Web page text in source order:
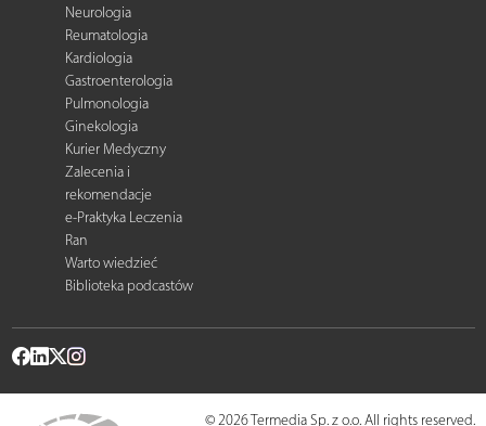
Neurologia
Reumatologia
Kardiologia
Gastroenterologia
Pulmonologia
Ginekologia
Kurier Medyczny
Zalecenia i
rekomendacje
e-Praktyka Leczenia
Ran
Warto wiedzieć
Biblioteka podcastów
© 2026 Termedia Sp. z o.o. All rights reserved.